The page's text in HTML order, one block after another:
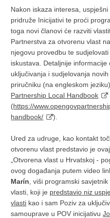
Nakon iskaza interesa,
pridruže Inicijativi te proći
toga novi članovi će razviti
Partnerstva za otvorenu vlast
njegovu provedbu te
iskustava. Detaljnije
uključivanja i sudjelovanja
priručniku (na engleskom
Partnership Local Handbook
(https://
handbook/
).
Ured za udruge, kao kontakt
otvorenu vlast predstavio je
„Otvorena vlast u Hrvatskoj -
ovog događanja putem video
Marín , viši programski
vlasti, koji je predstavio niz
vlasti kao i sam Poziv za
samouprave u POV inicijativu